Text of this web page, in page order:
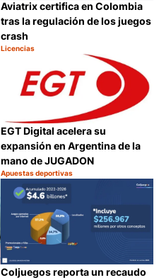
Aviatrix certifica en Colombia
tras la regulación de los juegos
crash
Categoría:
Licencias
Compartir
EGT Digital acelera su
expansión en Argentina de la
mano de JUGADON
Categoría:
Apuestas deportivas
Coljuegos reporta un recaudo